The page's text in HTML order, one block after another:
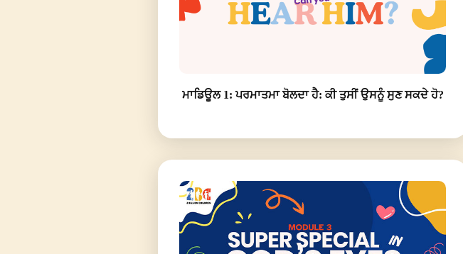
ਮਾਡਿਊਲ 1: ਪਰਮਾਤਮਾ ਬੋਲਦਾ ਹੈ: ਕੀ ਤੁਸੀਂ ਉਸਨੂੰ ਸੁਣ ਸਕਦੇ ਹੋ?